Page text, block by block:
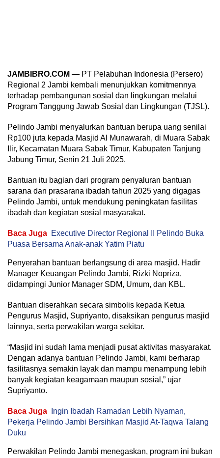
JAMBIBRO.COM — PT Pelabuhan Indonesia (Persero)
Regional 2 Jambi kembali menunjukkan komitmennya
terhadap pembangunan sosial dan lingkungan melalui
Program Tanggung Jawab Sosial dan Lingkungan (TJSL).
Pelindo Jambi menyalurkan bantuan berupa uang senilai
Rp100 juta kepada Masjid Al Munawarah, di Muara Sabak
Ilir, Kecamatan Muara Sabak Timur, Kabupaten Tanjung
Jabung Timur, Senin 21 Juli 2025.
Bantuan itu bagian dari program penyaluran bantuan
sarana dan prasarana ibadah tahun 2025 yang digagas
Pelindo Jambi, untuk mendukung peningkatan fasilitas
ibadah dan kegiatan sosial masyarakat.
Baca Juga Executive Director Regional II Pelindo Buka
Puasa Bersama Anak-anak Yatim Piatu
Penyerahan bantuan berlangsung di area masjid. Hadir
Manager Keuangan Pelindo Jambi, Rizki Nopriza,
didampingi Junior Manager SDM, Umum, dan KBL.
Bantuan diserahkan secara simbolis kepada Ketua
Pengurus Masjid, Supriyanto, disaksikan pengurus masjid
lainnya, serta perwakilan warga sekitar.
“Masjid ini sudah lama menjadi pusat aktivitas masyarakat.
Dengan adanya bantuan Pelindo Jambi, kami berharap
fasilitasnya semakin layak dan mampu menampung lebih
banyak kegiatan keagamaan maupun sosial,” ujar
Supriyanto.
Baca Juga
Ingin Ibadah Ramadan Lebih Nyaman,
Pekerja Pelindo Jambi Bersihkan Masjid At-Taqwa Talang
Duku
Perwakilan Pelindo Jambi menegaskan, program ini bukan